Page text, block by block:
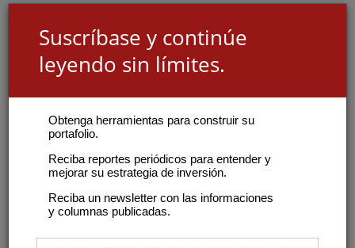
Suscríbase y continúe
leyendo sin límites.
Obtenga herramientas para construir su
portafolio.
Reciba reportes periódicos para entender y
mejorar su estrategia de inversión.
Reciba un newsletter con las informaciones
y columnas publicadas.